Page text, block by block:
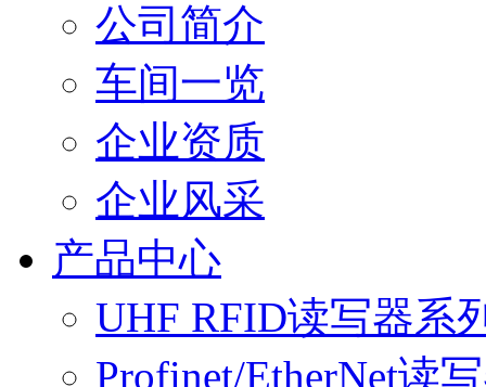
公司简介
车间一览
企业资质
企业风采
产品中心
UHF RFID读写器系
Profinet/EtherNet读